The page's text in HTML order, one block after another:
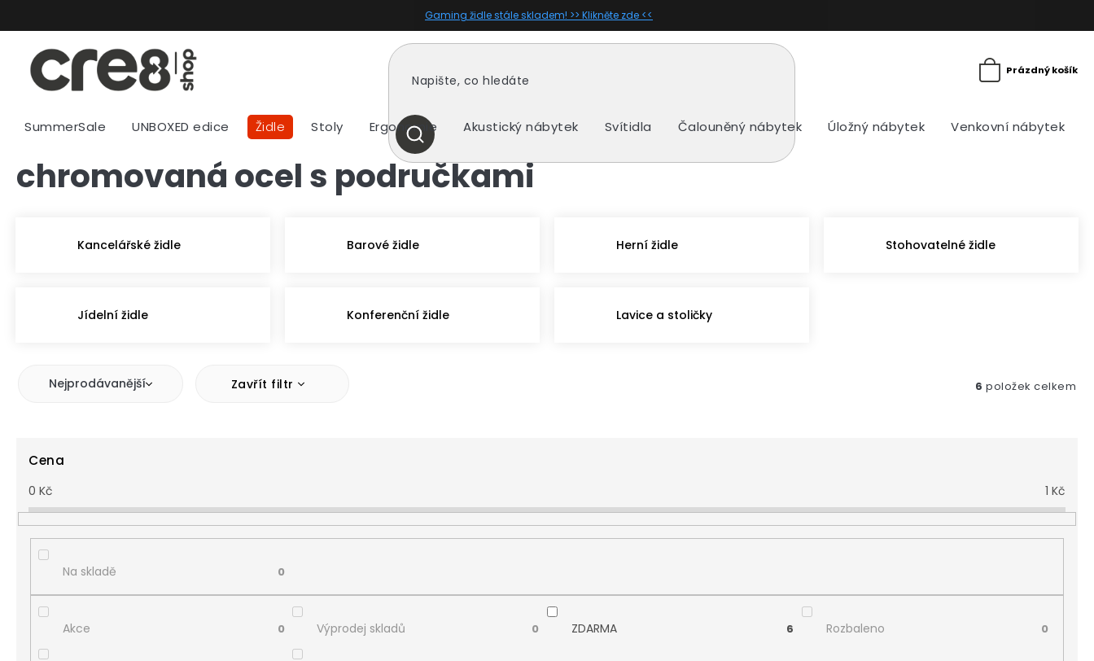
Gaming židle stále skladem! >> Klikněte zde <<
HLEDAT
Prázdný košík
SummerSale UNBOXED edice Židle Stoly Ergonomie Akustický nábytek Svítidla Čalouněný nábytek Úložný nábytek Venkovní nábytek
chromovaná ocel s područkami
Kancelářské židle Barové židle Herní židle Stohovatelné židle
Jídelní židle Konferenční židle Lavice a stoličky
Nejprodávanější 6 položek celkem
Zavřít filtr
Cena
0 Kč 1 Kč
Na skladě 0
Akce 0 Výprodej skladů 0 ZDARMA 6 Rozbaleno 0